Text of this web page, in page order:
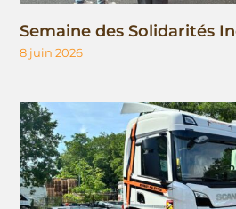
Semaine des Solidarités
8 juin 2026